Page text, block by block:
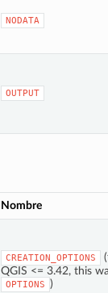
NODATA
OUTPUT
Nombre
CREATION_OPTIONS
QGIS <= 3.42, this
OPTIONS )